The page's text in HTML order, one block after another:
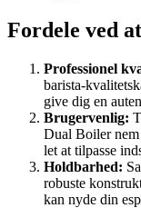
Fordele ved
Professionel
barista-
give dig en
Brugervenlig:
Dual Boiler
let at tilpasse
Holdbarhed:
robuste
kan nyde din